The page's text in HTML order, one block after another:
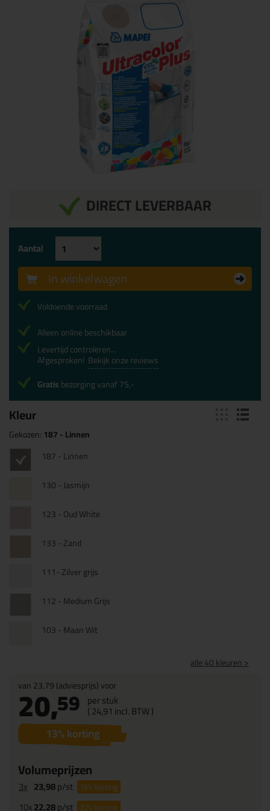
DIRECT LEVERBAAR
Kleur
Gekozen:187 - Linnen
187 - Linnen
130 - Jasmijn
123 - Oud White
133 - Zand
111- Zilver grijs
112 - Medium Grijs
103 - Maan Wit
alle 40 kleuren >
van23,79(adviesprijs) voor
20,59 per stuk
(24,91 incl. BTW )
13% korting
Volumeprijzen
3x 23,98p/st 16%korting
10x22,28p/st 22%korting
Aantal
In winkelwagen
Voldoende voorraad
Alleen online beschikbaar
Levertijd controleren...
Afgesproken! Bekijk onze reviews
Gratisbezorging vanaf 75,-